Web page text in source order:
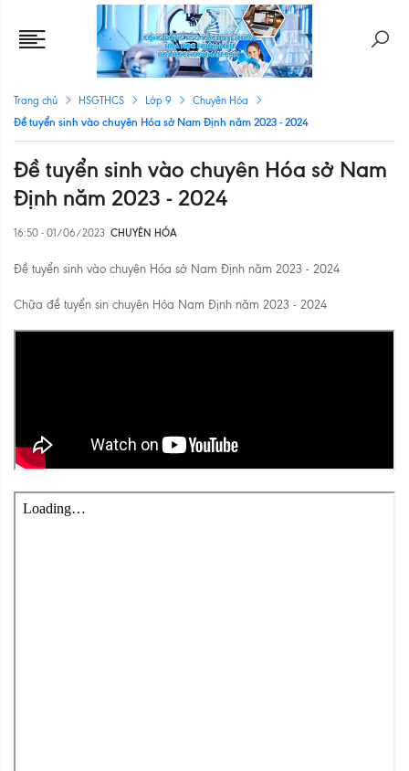
Trang chủ HSGTHCS Lớp 9 Chuyên Hóa
Đề tuyển sinh vào chuyên Hóa sở Nam Định năm 2023 - 2024
Đề tuyển sinh vào chuyên Hóa sở Nam
Định năm 2023 - 2024
16:50 - 01/06/2023 CHUYÊN HÓA
Đề tuyển sinh vào chuyên Hóa sở Nam Định năm 2023 - 2024
Chữa đề tuyển sin chuyên Hóa Nam Định năm 2023 - 2024